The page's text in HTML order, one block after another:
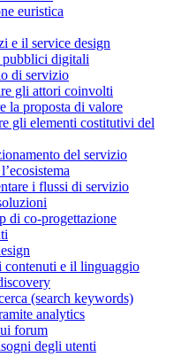
euristica
e il service design
pubblici digitali
di servizio
gli attori coinvolti
la proposta di valore
gli elementi costitutivi del
del servizio
i flussi di servizio
di co-progettazione
contenuti e il linguaggio
(search keywords)
analytics
forum
degli utenti